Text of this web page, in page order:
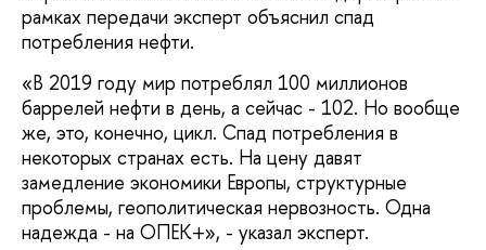
рамках передачи эксперт объяснил спад
потребления нефти.
«В 2019 году мир потреблял 100 миллионов
баррелей нефти в день, а сейчас - 102. Но вообще
же, это, конечно, цикл. Спад потребления в
некоторых странах есть. На цену давят
замедление экономики Европы, структурные
проблемы, геополитическая нервозность. Одна
надежда - на ОПЕК+», - указал эксперт.